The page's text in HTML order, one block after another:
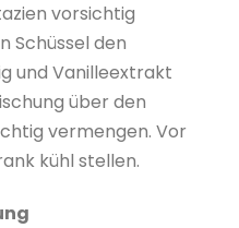
vorsichtig
Schüssel den
und Vanilleextrakt
über den
vermengen. Vor
kühl stellen.